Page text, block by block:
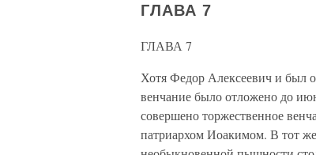
ГЛАВА 7
ГЛАВА 7
Хотя Федор Алексеевич и был
венчание было отложено до
совершено торжественное
патриархом Иоакимом. В тот